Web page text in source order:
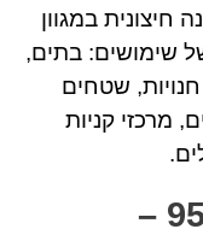
חיצונית במגוון
שימושים: בתים,
חנויות, שטחים
מרכזי קניות
–